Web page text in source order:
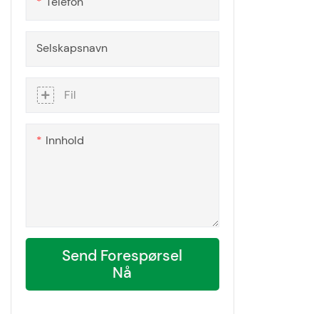
Selskapsnavn
Fil
Innhold
Send Forespørsel
Nå